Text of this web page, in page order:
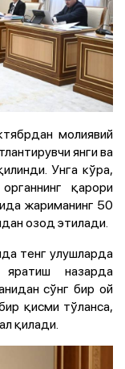
молиявий
янги ва
Унга кўра,
қарори
жариманинг 50
озод этилади.
тенг улушларда
назарда
сўнг бир ой
қисми тўланса,
қилади.